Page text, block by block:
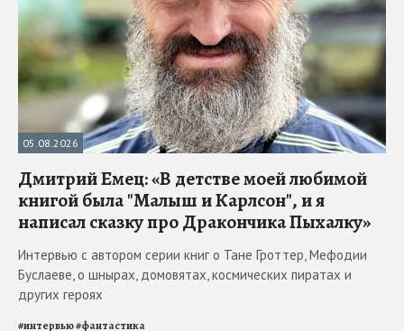
05.08.2026
Дмитрий Емец: «В детстве моей любимой
книгой была "Малыш и Карлсон", и я
написал сказку про Дракончика Пыхалку»
Интервью с автором серии книг о Тане Гроттер, Мефодии
Буслаеве, о шнырах, домовятах, космических пиратах и
других героях
#интервью#фантастика